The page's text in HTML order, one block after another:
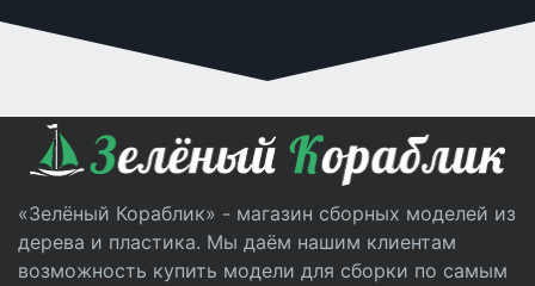
«Зелёный Кораблик» - магазин сборных моделей из
дерева и пластика. Мы даём нашим клиентам
возможность купить модели для сборки по самым